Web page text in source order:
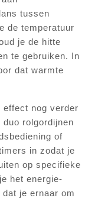
tussen
de temperatuur
je de hitte
te gebruiken. In
dat warmte
effect nog verder
rolgordijnen
of
in zodat je
op specifieke
het energie-
je ernaar om